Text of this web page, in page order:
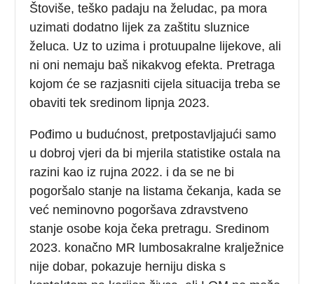
Štoviše, teško padaju na želudac, pa mora
uzimati dodatno lijek za zaštitu sluznice
želuca. Uz to uzima i protuupalne lijekove, ali
ni oni nemaju baš nikakvog efekta. Pretraga
kojom će se razjasniti cijela situacija treba se
obaviti tek sredinom lipnja 2023.
Pođimo u budućnost, pretpostavljajući samo
u dobroj vjeri da bi mjerila statistike ostala na
razini kao iz rujna 2022. i da se ne bi
pogoršalo stanje na listama čekanja, kada se
već neminovno pogoršava zdravstveno
stanje osobe koja čeka pretragu. Sredinom
2023. konačno MR lumbosakralne kralježnice
nije dobar, pokazuje herniju diska s